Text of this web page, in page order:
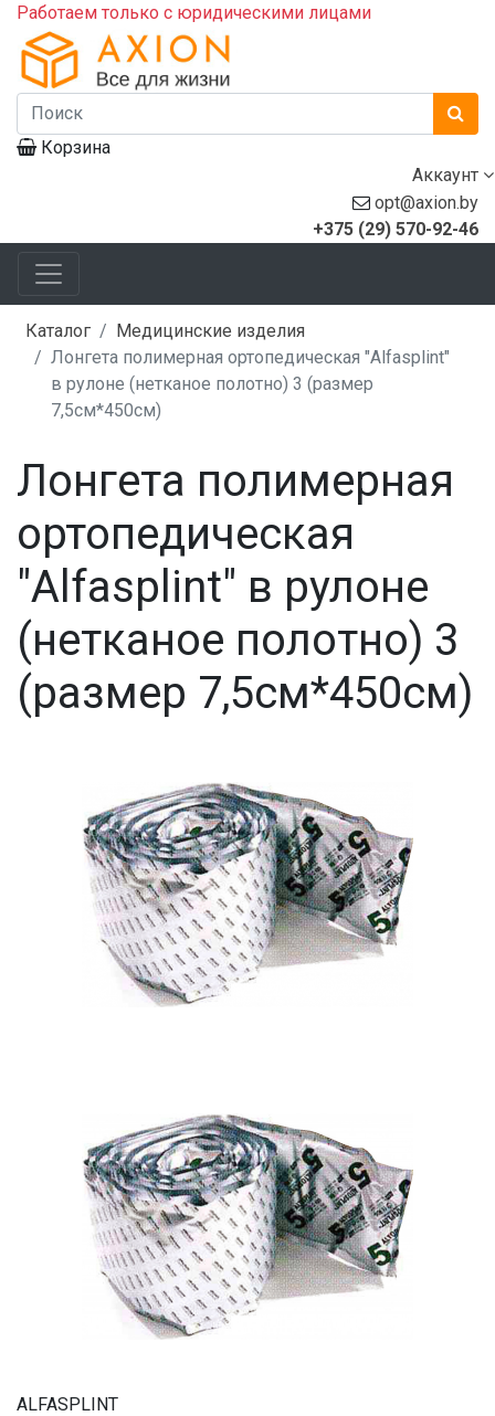
Работаем только с юридическими лицами
Корзина
Аккаунт
opt@axion.by
+375 (29) 570-92-46
Каталог
Медицинские изделия
Лонгета полимерная ортопедическая "Alfasplint"
в рулоне (нетканое полотно) 3 (размер
7,5см*450см)
Лонгета полимерная
ортопедическая
"Alfasplint" в рулоне
(нетканое полотно) 3
(размер 7,5см*450см)
ALFASPLINT